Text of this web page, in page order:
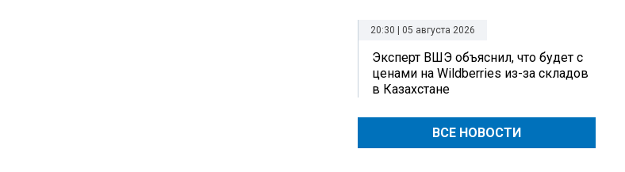
20:30 | 05 августа 2026
Эксперт ВШЭ объяснил, что будет с
ценами на Wildberries из-за складов
в Казахстане
ВСЕ НОВОСТИ